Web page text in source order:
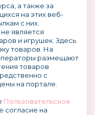
а также за
на этих веб-
с них.
является
и игрушек. Здесь
товаров. На
размещают
товаров
с
на портале.
Пользовательское
согласие на